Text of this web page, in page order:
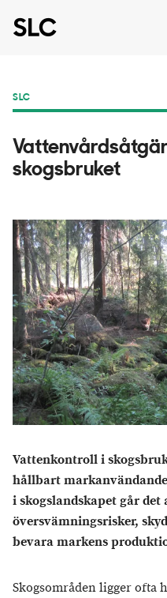
SLC
skogsbruket
Vattenkontroll i
hållbart
i skogslandskapet går det
översvämningsrisker,
bevara markens
Skogsområden ligger ofta